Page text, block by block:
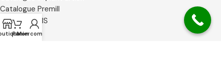
Catalogue Premill
Catalogue SIS
Certificats
Panier
Mon compte